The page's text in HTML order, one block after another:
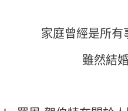
家庭曾經是所有
雖然結